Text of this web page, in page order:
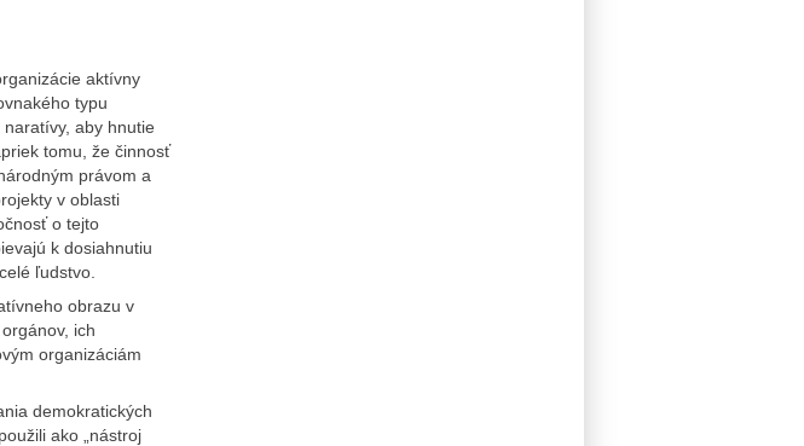
aktívny
typu
aby hnutie
tomu, že činnosť
právom a
v oblasti
o tejto
k dosiahnutiu
ľudstvo.
obrazu v
ich
organizáciám
demokratických
ako „nástroj